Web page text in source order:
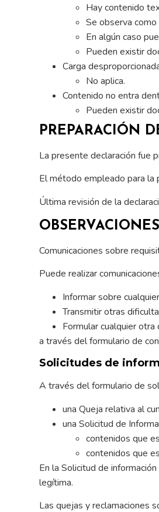
Hay contenido
Se observa
En algún caso
Pueden existir
Carga
No aplica.
Contenido no entra
Pueden existir
PREPARACIÓN
La presente declaración fue
El método empleado para la
Última revisión de la
Comunicaciones sobre
Puede realizar
Informar sobre
Transmitir otras
Formular cualquier
a través del formulario de
Solicitudes de
A través del formulario de
una Queja relativa al
una Solicitud de
contenidos que
contenidos que
En la Solicitud de
legítima.
Las quejas y reclamaciones